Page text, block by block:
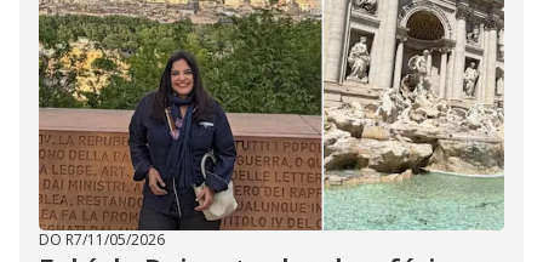
DO R7/11/05/2026